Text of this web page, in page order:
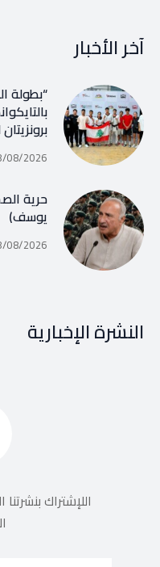
آخر الأخبار
“بطولة
08/2026
يوسف)
08/2026
النشرة الإخبارية
اللإشتراك